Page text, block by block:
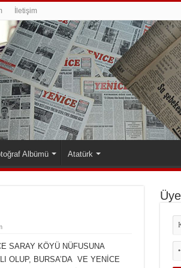
İletişim
Albümü Atatürk
SARAY KÖYÜ NÜFUSUNA
OLUP, BURSA’DA VE YENİCE